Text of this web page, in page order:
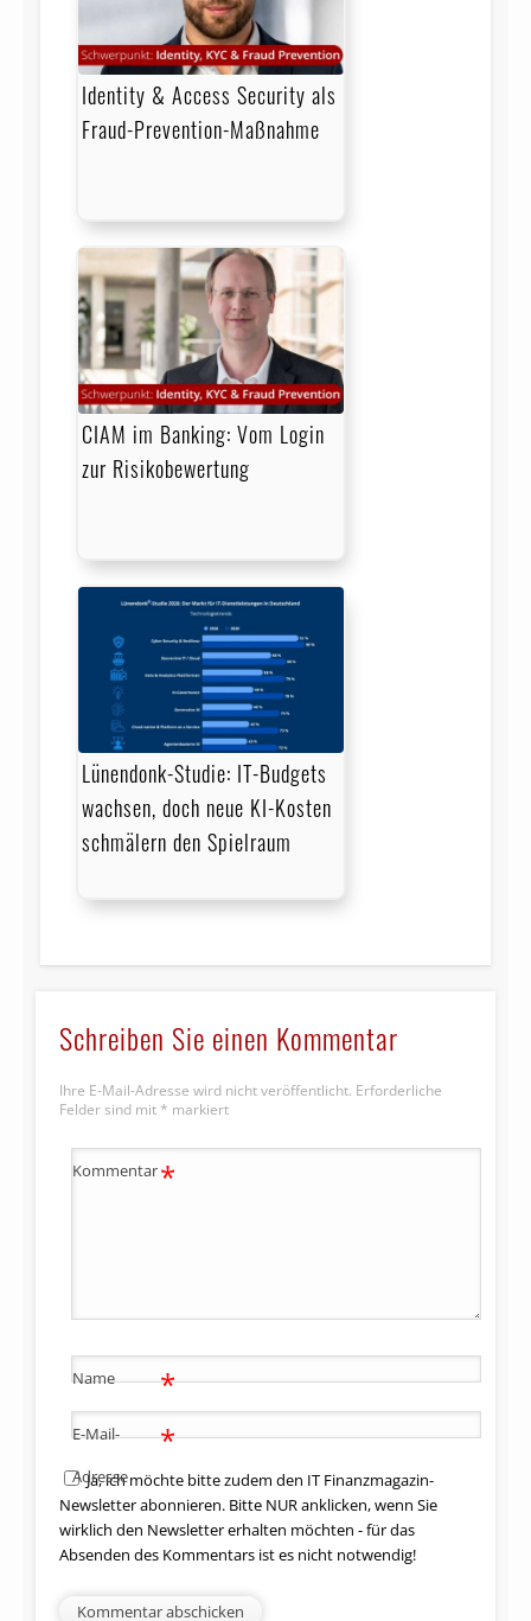
Identity & Access Security als
Fraud-Prevention-Maßnahme
CIAM im Banking: Vom Login
zur Risikobewertung
Lünendonk-Studie: IT-Budgets
wachsen, doch neue KI-Kosten
schmälern den Spielraum
Schreiben Sie einen Kommentar
Ihre E-Mail-Adresse wird nicht veröffentlicht. Erforderliche
Felder sind mit * markiert
Kommentar*
Name *
E-Mail-
Adresse
*
Ja, ich möchte bitte zudem den IT Finanzmagazin-
Newsletter abonnieren. Bitte NUR anklicken, wenn Sie
wirklich den Newsletter erhalten möchten - für das
Absenden des Kommentars ist es nicht notwendig!